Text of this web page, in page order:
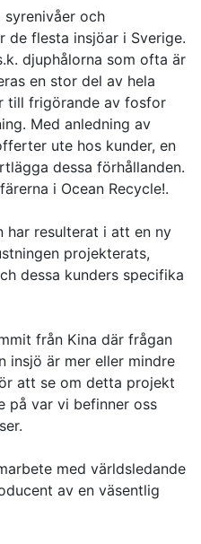
och
de flesta insjöar i Sverige.
djuphålorna som ofta är
en stor del av hela
till frigörande av fosfor
Med anledning av
ute hos kunder, en
dessa förhållanden.
i Ocean Recycle!.
resulterat i att en ny
projekterats,
dessa kunders specifika
från Kina där frågan
insjö är mer eller mindre
att se om detta projekt
på var vi befinner oss
med världsledande
av en väsentlig